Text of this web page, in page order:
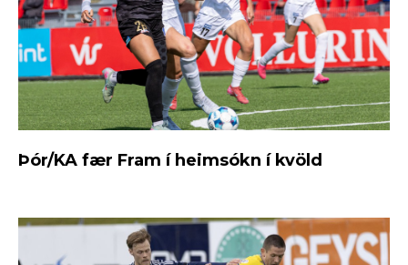
Þór/KA fær Fram í heimsókn í kvöld